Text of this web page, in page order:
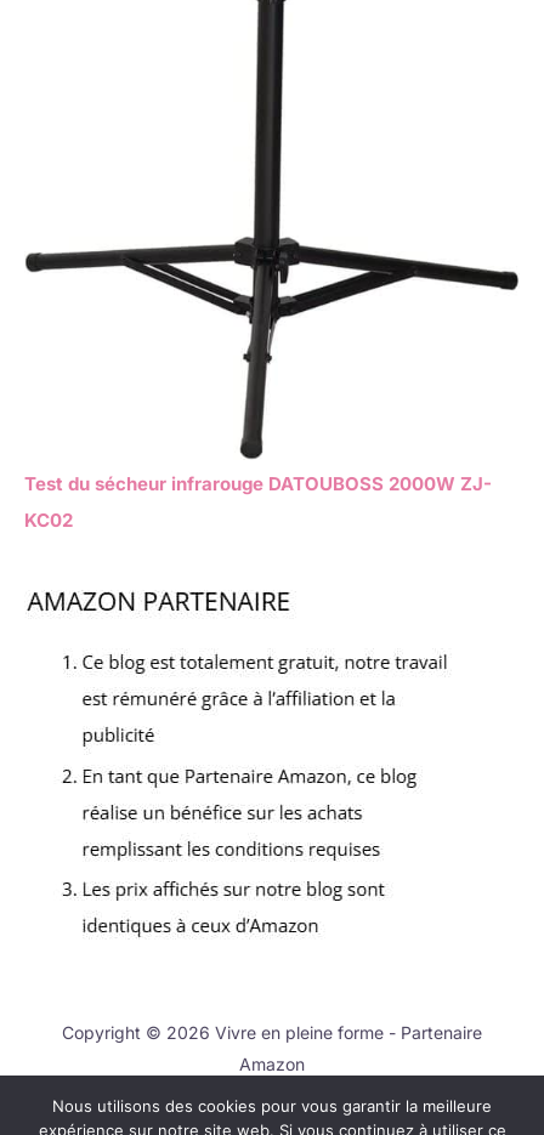
Test du sécheur infrarouge DATOUBOSS 2000W ZJ-
KC02
Copyright © 2026 Vivre en pleine forme - Partenaire
Amazon
Contact
Nous utilisons des cookies pour vous garantir la meilleure
expérience sur notre site web. Si vous continuez à utiliser ce